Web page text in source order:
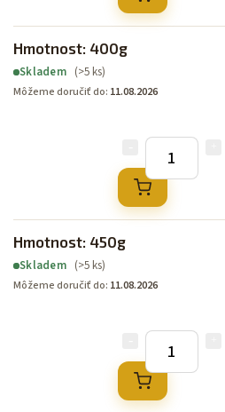
Hmotnost: 400g
Skladem (>5 ks)
Môžeme doručiť do: 11.08.2026
Hmotnost: 450g
Skladem (>5 ks)
Môžeme doručiť do: 11.08.2026